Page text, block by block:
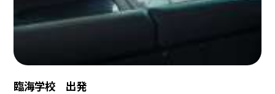
臨海学校 出発